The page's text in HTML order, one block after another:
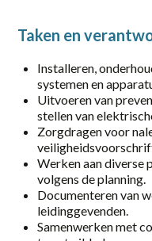
Taken en
Installeren,
systemen en
Uitvoeren van
stellen van
Zorgdragen voor
Werken aan diverse
volgens de planning.
Documenteren van
leidinggevenden.
Samenwerken met
Almelo
Amersfoort
Amsterdam
Apeldoorn
Barneveld
Deventer
Eerbeek